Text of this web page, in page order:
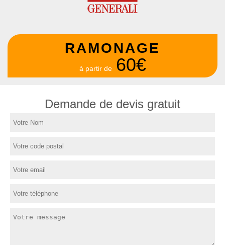
RAMONAGE
à partir de 60€
Demande de devis gratuit